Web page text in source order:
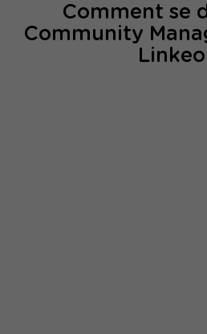
Comment se
Community
Linkeo